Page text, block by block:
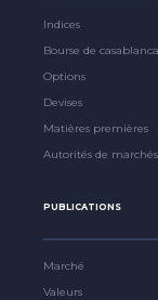
Indices
Bourse de casablanca
Options
Devises
Matières premières
Autorités de marchés
PUBLICATIONS
Marché
Valeurs